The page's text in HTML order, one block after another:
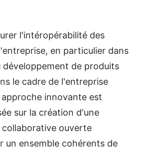
l'intéropérabilité des
en particulier dans
développement de produits
le cadre de l'entreprise
innovante est
sur la création d'une
ouverte
un ensemble cohérents de